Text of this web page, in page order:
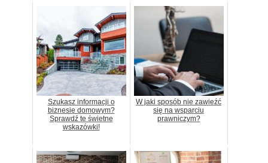
Szukasz informacji o
biznesie domowym?
Sprawdź te świetne
wskazówki!
W jaki sposób nie zawieźć
się na wsparciu
prawniczym?